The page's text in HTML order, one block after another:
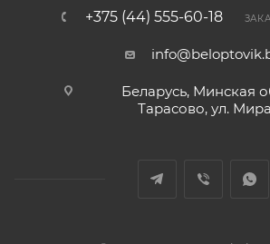
+375 (44) 555-60-18
Беларусь, Минская
Тарасово, ул.